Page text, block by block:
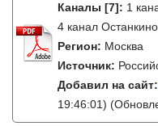
Каналы [7]: 1
4 канал
Регион: Москва
Источник:
Добавил на сайт:
19:46:01)